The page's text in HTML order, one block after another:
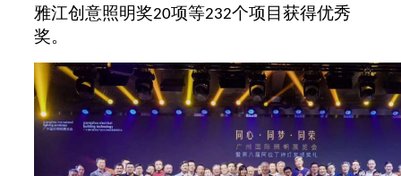
雅江创意照明奖20项等232个项目获得优秀
奖。